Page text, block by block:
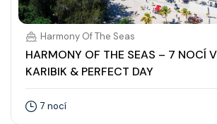
Harmony Of The Seas
HARMONY OF THE SEAS – 7 NOCÍ
KARIBIK & PERFECT DAY
7 nocí